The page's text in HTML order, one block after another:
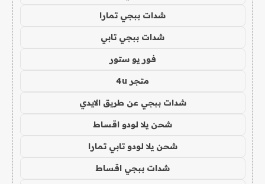
شدات ببجي تمارا
شدات ببجي تابي
فور يو ستور
متجر 4u
شدات ببجي عن طريق الايدي
شحن يلا لودو اقساط
شحن يلا لودو تابي تمارا
شدات ببجي اقساط